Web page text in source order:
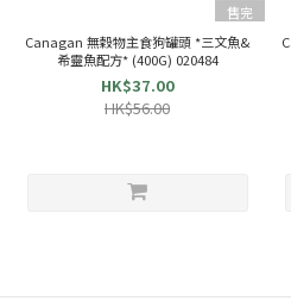
售完
Canagan 無穀物主食狗罐頭 *三文魚&
希靈魚配方* (400G) 020484
HK$37.00
HK$56.00